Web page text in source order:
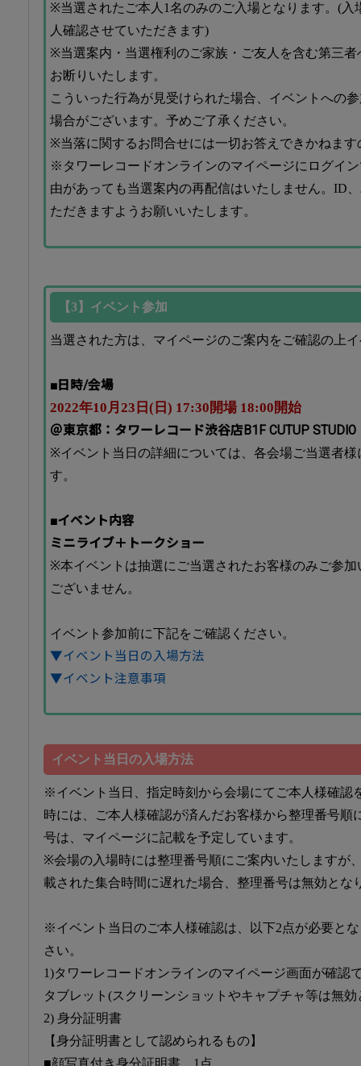
※当選されたご本人1名のみのご入場となります。(入
人確認させていただきます)
※当選案内・当選権利のご家族・ご友人を含む第三
お断りいたします。
こういった行為が見受けられた場合、イベントへの
場合がございます。予めご了承ください。
※当落に関するお問合せには一切お答えできかねま
※タワーレコードオンラインのマイページにログイ
由があっても当選案内の再配信はいたしません。ID
ただきますようお願いいたします。
【3】イベント参加
当選された方は、マイページのご案内をご確認の上
■日時/会場
2022年10月23日(日) 17:30開場 18:00開始
＠東京都：タワーレコード渋谷店B1F CUTUP STUDIO
※イベント当日の詳細については、各会場ご当選者
す。
■イベント内容
ミニライブ＋トークショー
※本イベントは抽選にご当選されたお客様のみご参
ございません。
イベント参加前に下記をご確認ください。
▼イベント当日の入場方法
▼イベント注意事項
イベント当日の入場方法
※イベント当日、指定時刻から会場にてご本人様確認
時には、ご本人様確認が済んだお客様から整理番号順
号は、マイページに記載を予定しています。
※会場の入場時には整理番号順にご案内いたしますが
載された集合時間に遅れた場合、整理番号は無効とな
※イベント当日のご本人様確認は、以下2点が必要と
さい。
1)タワーレコードオンラインのマイページ画面が確認
タブレット(スクリーンショットやキャプチャ等は無
2) 身分証明書
【身分証明書として認められるもの】
■顔写真付き身分証明書、1点